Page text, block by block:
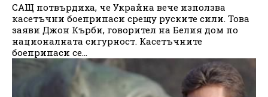
САЩ потвърдиха, че Украйна вече използва
касетъчни боеприпаси срещу руските сили. Това
заяви Джон Кърби, говорител на Белия дом по
националната сигурност. Касетъчните
боеприпаси се...